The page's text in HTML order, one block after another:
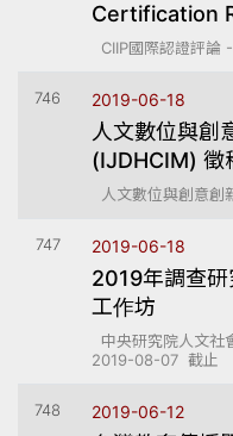
Certification
CIIP國際認證評
746 2019-06-18
人文數位與創
(IJDHCIM) 徵
人文數位與創意
747 2019-06-18
2019年調查
工作坊
中央研究院人文社
2019-08-07 截止
748 2019-06-12